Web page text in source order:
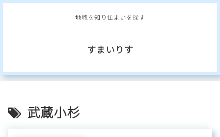
地域を知り住まいを探す
すまいりす
武蔵小杉